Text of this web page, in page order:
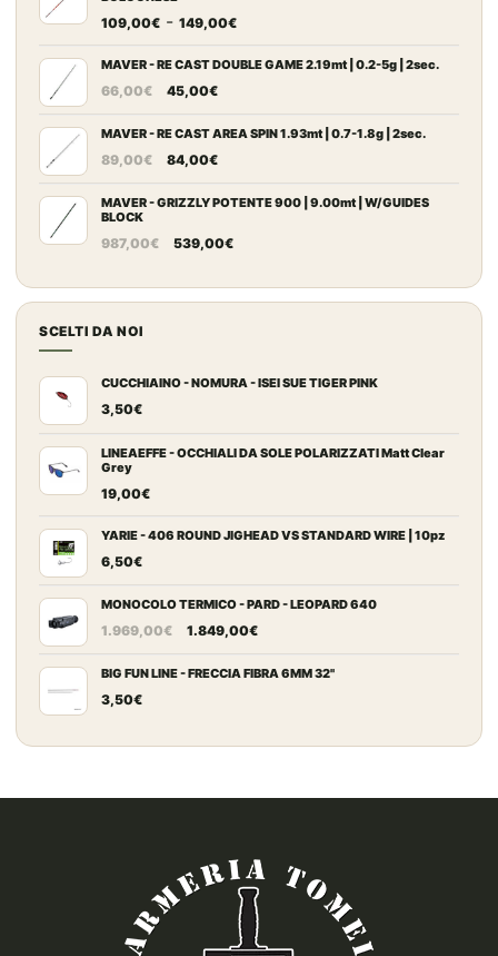
era:
868,00€.462,00€.
109,00€ - 149,00€Fascia
prezzo:
a
MAVER - RE CAST DOUBLE GAME 2.19mt | 0.2-5g | 2sec.
66,00€
Il
originale
era:
45,00€Il
attuale
è:
MAVER - RE CAST AREA SPIN 1.93mt | 0.7-1.8g | 2sec.
89,00€
Il
originale
89,00€.
84,00€Il
attuale
84,00€.
MAVER - GRIZZLY POTENTE 900 | 9.00mt | W/GUIDES
BLOCK
987,00€
Il
originale
539,00€Il
attuale
SCELTI DA NOI
CUCCHIAINO - NOMURA - ISEI SUE TIGER PINK
3,50€
LINEAEFFE - OCCHIALI DA SOLE POLARIZZATI Matt Clear
Grey
19,00€
YARIE - 406 ROUND JIGHEAD VS STANDARD WIRE | 10pz
6,50€
MONOCOLO TERMICO - PARD - LEOPARD 640
1.969,00€
Il
originale
1.849,00€Il
attuale
BIG FUN LINE - FRECCIA FIBRA 6MM 32"
3,50€